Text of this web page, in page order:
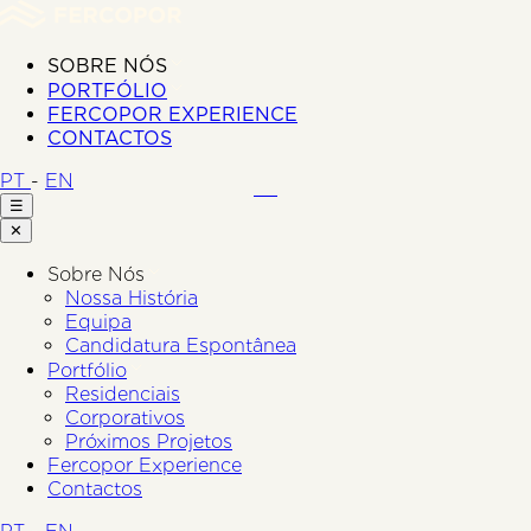
SOBRE NÓS
PORTFÓLIO
FERCOPOR EXPERIENCE
CONTACTOS
PT - EN
☰
✕
Sobre Nós
Nossa História
Equipa
Candidatura Espontânea
Portfólio
Residenciais
Corporativos
Próximos Projetos
Fercopor Experience
Contactos